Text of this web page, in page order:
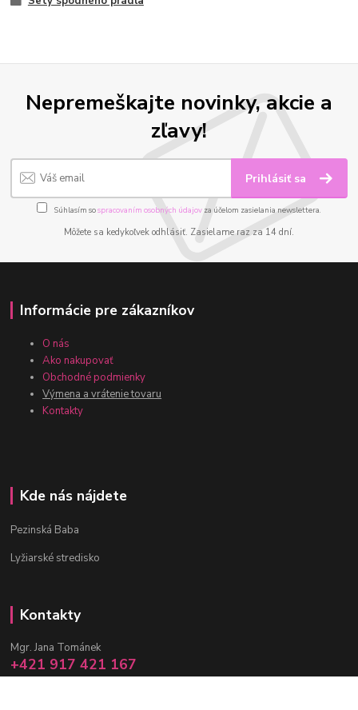
Nepremeškajte novinky, akcie a
zľavy!
Prihlásiť sa
Súhlasím sospracovaním osobných údajov za účelom zasielania newslettera.
Môžete sa kedykoľvek odhlásiť. Zasielame raz za 14 dní.
Informácie pre zákazníkov
O nás
Ako nakupovať
Obchodné podmienky
Výmena a vrátenie tovaru
Kontakty
Kde nás nájdete
Pezinská Baba
Lyžiarské stredisko
Kontakty
Mgr. Jana Tománek
+421 917 421 167
(Po-Pia, 10 -17 hod.)